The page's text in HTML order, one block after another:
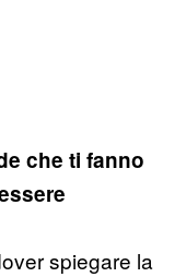
che ti fanno
spiegare la